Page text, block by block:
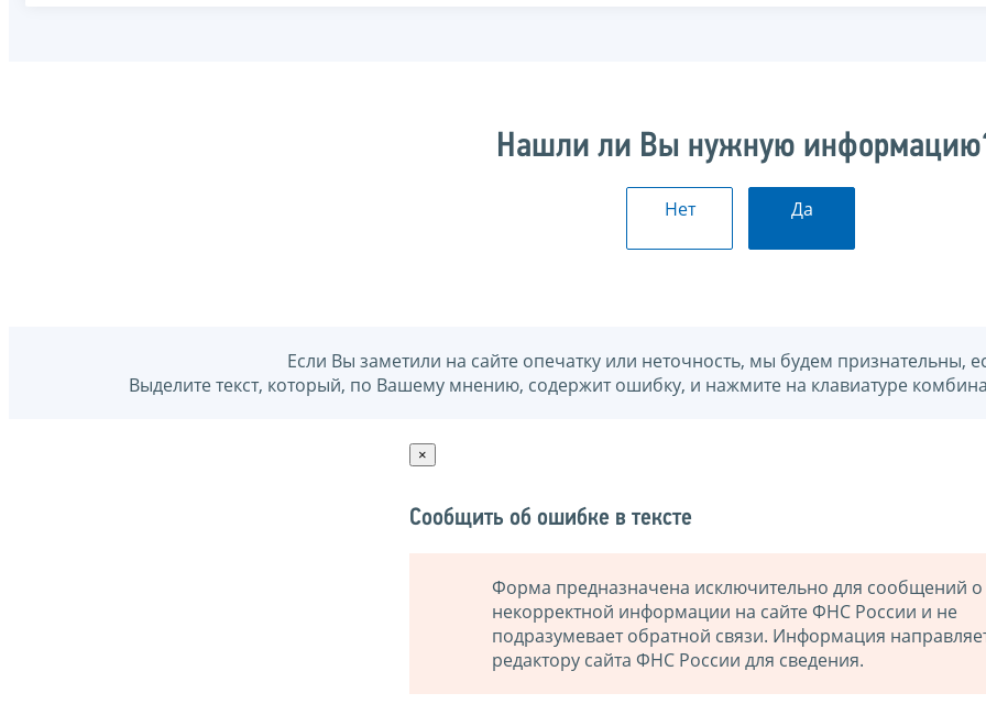
Нашли ли Вы нужную
Нет Да
Если Вы заметили на сайте опечатку или неточность, мы будем признательны,
Выделите текст, который, по Вашему мнению, содержит ошибку, и нажмите на клавиатуре
×
Сообщить об ошибке в тексте
Форма предназначена исключительно для сообщений о
некорректной информации на сайте ФНС России и не
подразумевает обратной связи. Информация
редактору сайта ФНС России для сведения.